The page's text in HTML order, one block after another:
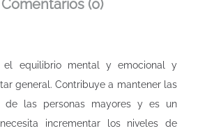
Comentarios (0)
el equilibrio mental y emocional y
general. Contribuye a mantener las
de las personas mayores y es un
incrementar los niveles de